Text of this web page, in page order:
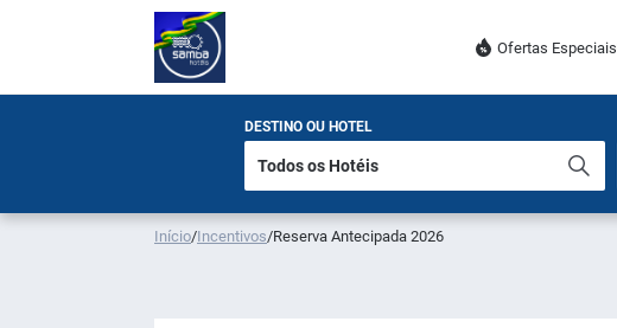
Ofertas Especiais
DESTINO OU HOTEL
Início/Incentivos/Reserva Antecipada 2026